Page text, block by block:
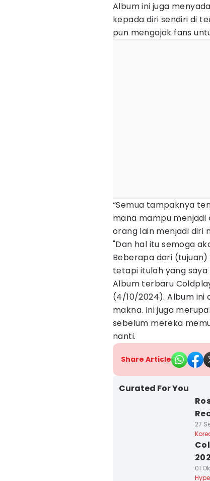
Album ini juga
kepada diri sendiri di
pun mengajak fans
“Semua tampaknya
mana mampu menjadi
orang lain menjadi diri
"Dan hal itu semoga
Beberapa dari
tetapi itulah yang saya
Album terbaru
(4/10/2024). Album ini
makna. Ini juga
sebelum mereka
nanti.
Share Article
Curated For You
27
01
Hype